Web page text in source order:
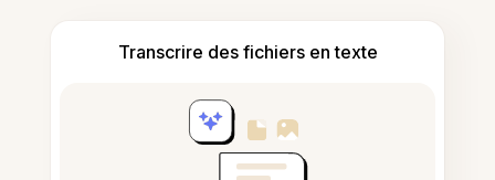
Transcrire des fichiers en texte